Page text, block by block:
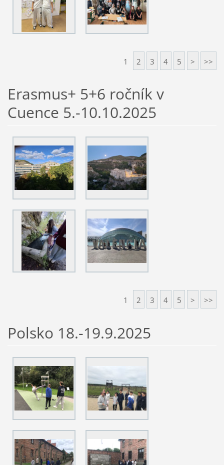
1 2 3 4 5 > >>
Erasmus+ 5+6 ročník v
Cuence 5.-10.10.2025
1 2 3 4 5 > >>
Polsko 18.-19.9.2025